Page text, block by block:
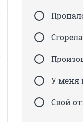
У меня
Свой